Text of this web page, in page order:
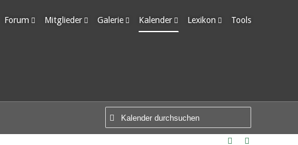
Forum Mitglieder Galerie Kalender Lexikon Tools